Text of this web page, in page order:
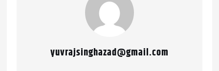
yuvrajsinghazad@gmail.com